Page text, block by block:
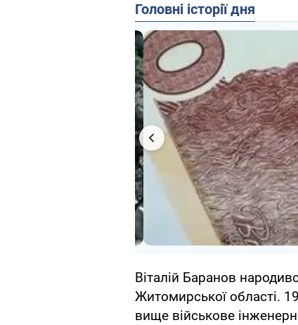
Головні історії дня
Віталій Баранов
Житомирської області.
вище військове